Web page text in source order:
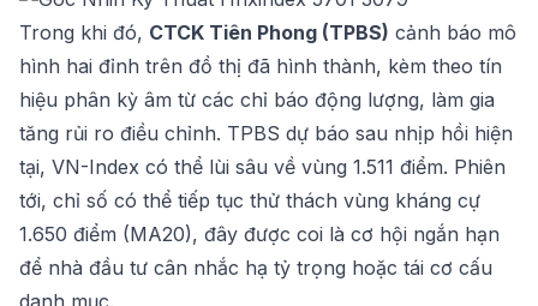
Trong khi đó, CTCK Tiên Phong (TPBS) cảnh báo mô
hình hai đỉnh trên đồ thị đã hình thành, kèm theo tín
hiệu phân kỳ âm từ các chỉ báo động lượng, làm gia
tăng rủi ro điều chỉnh. TPBS dự báo sau nhịp hồi hiện
tại, VN-Index có thể lùi sâu về vùng 1.511 điểm. Phiên
tới, chỉ số có thể tiếp tục thử thách vùng kháng cự
1.650 điểm (MA20), đây được coi là cơ hội ngắn hạn
để nhà đầu tư cân nhắc hạ tỷ trọng hoặc tái cơ cấu
danh mục.